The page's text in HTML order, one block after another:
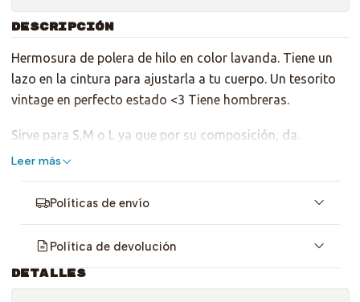
DESCRIPCIÓN
Hermosura de polera de hilo en color lavanda. Tiene un
lazo en la cintura para ajustarla a tu cuerpo. Un tesorito
vintage en perfecto estado <3 Tiene hombreras.
Sirve para S,M o L ya que por su composición, da.
Leer más
Políticas de envío
Política de devolución
DETALLES